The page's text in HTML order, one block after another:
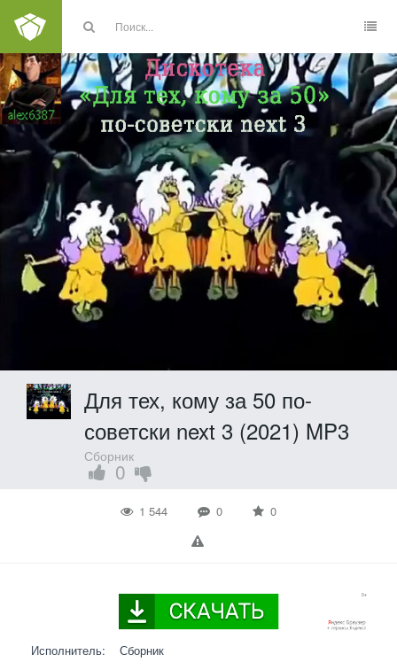
Для тех, кому за 50 по-
советски next 3 (2021) MP3
Сборник
0
1 544 0 0
Исполнитель:
Сборник